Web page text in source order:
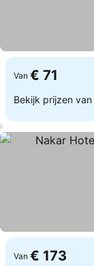
Van € 71
Bekijk prijzen van
Van € 173